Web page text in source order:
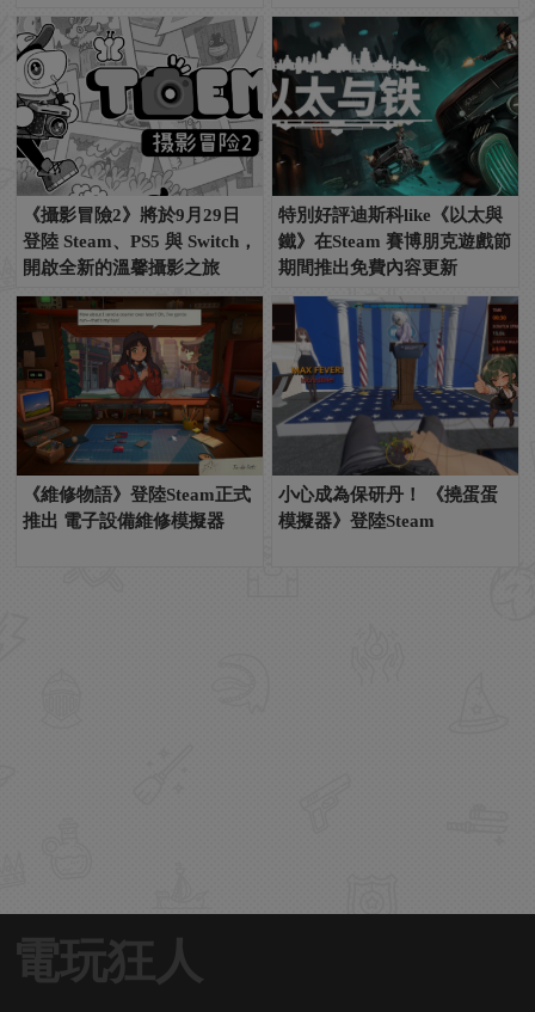
《攝影冒險2》將於9月29日
登陸 Steam、PS5 與 Switch，
開啟全新的溫馨攝影之旅
特別好評迪斯科like《以太與
鐵》在Steam 賽博朋克遊戲節
期間推出免費內容更新
《維修物語》登陸Steam正式
推出 電子設備維修模擬器
小心成為保研丹！ 《撓蛋蛋
模擬器》登陸Steam
電玩狂人